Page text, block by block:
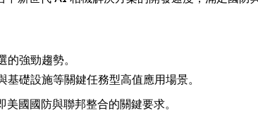
強勁趨勢。
礎設施等關鍵任務型高值應用場景。
國國防與聯邦整合的關鍵要求。